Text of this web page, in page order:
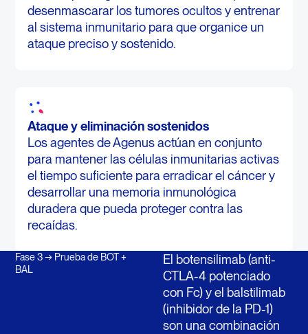
desenmascarar los tumores ocultos y entrenar
al sistema inmunitario para que organice un
ataque preciso y sostenido.
Ataque y eliminación sostenidos
Los agentes de Agenus actúan en conjunto
para mantener las células inmunitarias activas
el tiempo suficiente para erradicar el cáncer y
desarrollar una memoria inmunológica
duradera que pueda proteger contra las
recaídas.
Fase 3 → Prueba de BOT +
BAL
El botensilimab (anti-
CTLA-4 potenciado
con Fc) y el balstilimab
(inhibidor de la PD-1)
son una combinación